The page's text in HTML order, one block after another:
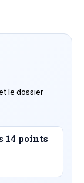
le dossier
14 points